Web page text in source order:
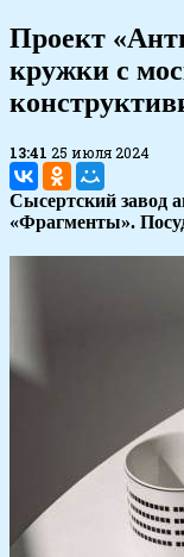
Проект
кружки с
13:41 25 июля 2024
Сысертский завод
«Фрагменты».